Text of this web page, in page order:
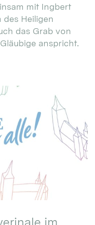
mit Ingbert
Heiligen
das Grab von
anspricht.
im